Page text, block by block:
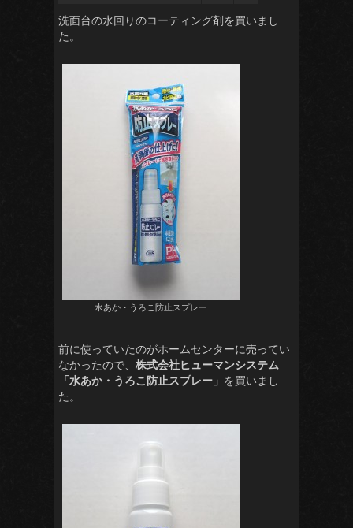
洗面台の水回りのコーティング剤を買いまし
た。
水あか・うろこ防止スプレー
前に使っていたのがホームセンターに売ってい
なかったので、 株式会社ヒューマンシステム
「水あか・うろこ防止スプレー」 を買いまし
た。